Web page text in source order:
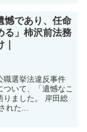
憾であり、任命
る」柿沢前法務
職選挙法違反事件
いて、「遺憾なこ
りました。 岸田総
れた...